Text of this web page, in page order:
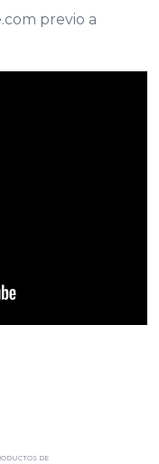
previo a
DE